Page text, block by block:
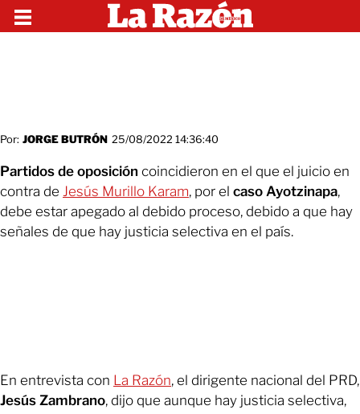
Por: JORGE BUTRÓN 25/08/2022 14:36:40
Partidos de oposición coincidieron en el que el juicio en
contra de Jesús Murillo Karam, por el caso Ayotzinapa,
debe estar apegado al debido proceso, debido a que hay
señales de que hay justicia selectiva en el país.
En entrevista con La Razón, el dirigente nacional del PRD,
Jesús Zambrano, dijo que aunque hay justicia selectiva,